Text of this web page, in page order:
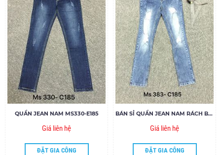
QUẦN JEAN NAM MS330-E185
Giá liên hệ
ĐẶT GIA CÔNG
BÁN SỈ QUẦN JEAN NAM RÁCH BỤI MS383-C185
Giá liên hệ
ĐẶT GIA CÔNG